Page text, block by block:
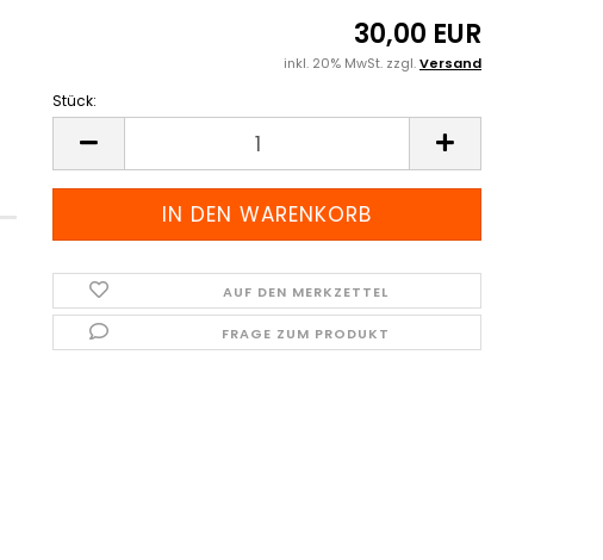
30,00 EUR
inkl. 20% MwSt. zzgl.Versand
Stück:
Stück
AUF DEN MERKZETTEL
FRAGE ZUM PRODUKT